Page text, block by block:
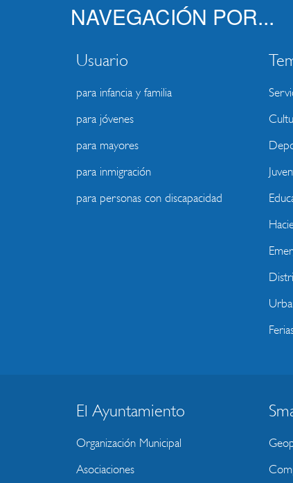
NAVEGACIÓN POR...
Usuario
para infancia y familia
para jóvenes
para mayores
para inmigración
para personas con discapacidad
BLOQUE
MENU
WEBSITE
El Ayuntamiento
Organización Municipal
Asociaciones